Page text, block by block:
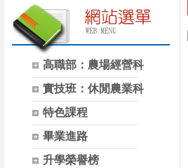
高職部：農場經營科
實技班：休閒農業科
特色課程
畢業進路
升學榮譽榜